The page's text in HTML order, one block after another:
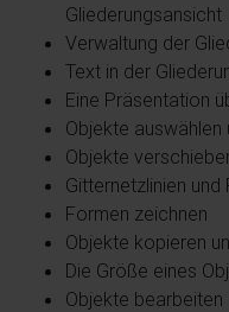
Gliederungsansicht
Verwaltung der
Text in der
Eine Präsentation
Objekte auswählen
Objekte
Gitternetzlinien und
Formen zeichnen
Objekte kopieren
Die Größe eines
Objekte bearbeiten